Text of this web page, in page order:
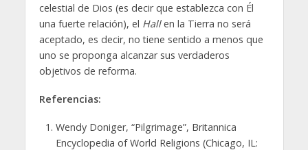
celestial de Dios (es decir que establezca con Él
una fuerte relación), el Hallen la Tierra no será
aceptado, es decir, no tiene sentido a menos que
uno se proponga alcanzar sus verdaderos
objetivos de reforma.
Referencias:
Wendy Doniger, “Pilgrimage”, Britannica
Encyclopedia of World Religions (Chicago, IL: